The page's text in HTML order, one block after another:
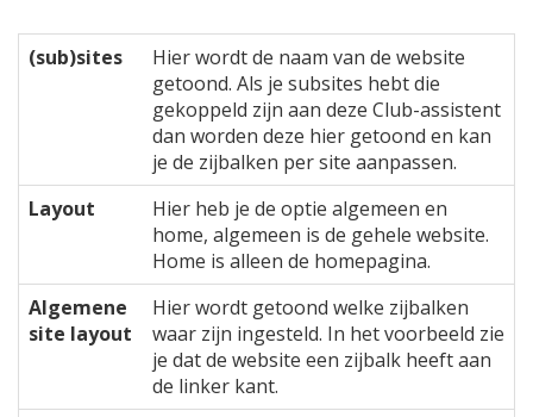
(sub)sites
Hier wordt de naam van de website
getoond. Als je subsites hebt die
gekoppeld zijn aan deze Club-assistent
dan worden deze hier getoond en kan
je de zijbalken per site aanpassen.
Layout
Hier heb je de optie algemeen en
home, algemeen is de gehele website.
Home is alleen de homepagina.
Algemene
site layout
Hier wordt getoond welke zijbalken
waar zijn ingesteld. In het voorbeeld zie
je dat de website een zijbalk heeft aan
de linker kant.